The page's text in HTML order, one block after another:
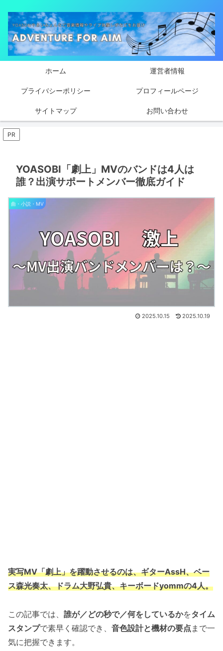
ホーム 運営者情報
プライバシーポリシー プロフィールページ
サイトマップ お問い合わせ
PR
YOASOBI「劇上」MVのバンドは4人は
誰？出演サポートメンバー徹底ガイド
曲・小説・MV
2025.10.15 2025.10.19
実写MV「劇上」を躍動させるのは、ギターAssH、ベー
ス森光奏太、ドラム大野弘貴、キーボードyommの4人。
この記事では、 誰が／どの秒で／何をしているかをタイム
スタンプで素早く確認でき、 音色設計と機材の要点 まで一
気に把握できます。